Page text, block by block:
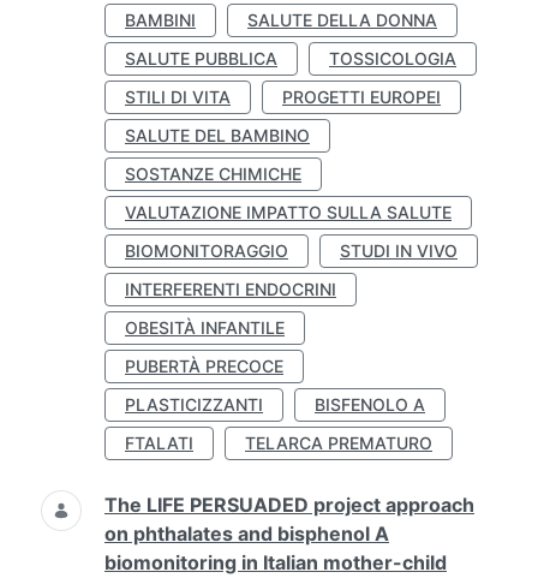
BAMBINI
SALUTE DELLA DONNA
SALUTE PUBBLICA
TOSSICOLOGIA
STILI DI VITA
PROGETTI EUROPEI
SALUTE DEL BAMBINO
SOSTANZE CHIMICHE
VALUTAZIONE IMPATTO SULLA SALUTE
BIOMONITORAGGIO
STUDI IN VIVO
INTERFERENTI ENDOCRINI
OBESITÀ INFANTILE
PUBERTÀ PRECOCE
PLASTICIZZANTI
BISFENOLO A
FTALATI
TELARCA PREMATURO
The LIFE PERSUADED project approach
on phthalates and bisphenol A
biomonitoring in Italian mother-child